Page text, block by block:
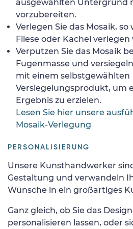
ausgewählten Untergrund
vorzubereiten.
Verlegen Sie das Mosaik,
Fliese oder Kachel
Verputzen Sie das Mosaik
Fugenmasse und
mit einem selbstgewählten
Versiegelungsprodukt, um
Ergebnis zu erzielen.
Lesen Sie hier unsere
Mosaik-Verlegung
PERSONALISIERUNG
Unsere Kunsthandwerker
Gestaltung und verwandeln
Wünsche in ein großartiges
Ganz gleich, ob Sie das Design
personalisieren lassen, oder